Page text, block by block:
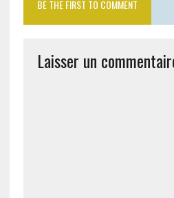
BE THE FIRST TO COMMENT
Laisser un